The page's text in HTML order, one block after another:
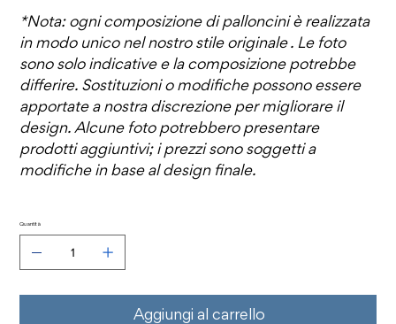
*Nota: ogni composizione di palloncini è realizzata
in modo unico nel nostro stile originale . Le foto
sono solo indicative e la composizione potrebbe
differire. Sostituzioni o modifiche possono essere
apportate a nostra discrezione per migliorare il
design. Alcune foto potrebbero presentare
prodotti aggiuntivi; i prezzi sono soggetti a
modifiche in base al design finale.
Quantità
Aggiungi al carrello